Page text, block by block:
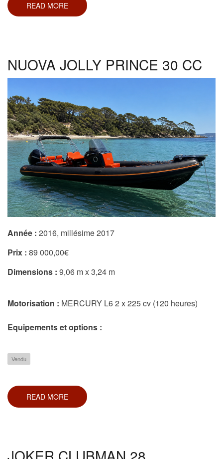
READ MORE ABOUT
BOSTON
WHALER
NUOVA JOLLY PRINCE 30 CC
Année : 2016, millésime 2017
Prix : 89 000,00€
Dimensions : 9,06 m x 3,24 m
Motorisation : MERCURY L6 2 x 225 cv (120 heures)
Equipements et options :
Vendu
READ MORE ABOUT
NUOVA
JOLLY